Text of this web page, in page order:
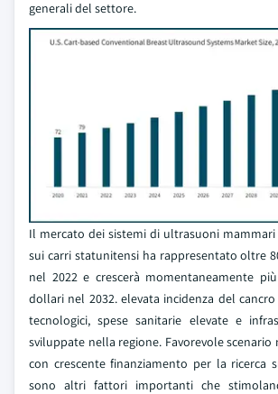
generali del settore.
Il mercato dei sistemi di ultrasuoni
sui carri statunitensi ha rappresentato oltre
nel 2022 e crescerà momentaneamente
dollari nel 2032. elevata incidenza del
tecnologici, spese sanitarie elevate e
sviluppate nella regione. Favorevole
con crescente finanziamento per la ricerca
sono altri fattori importanti che